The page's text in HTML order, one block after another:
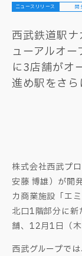
ニュースリリース 開
西武鉄道駅
ューアルオ
に3店舗がオ
進め駅をさ
株式会社西武プ
安藤 博雄）が開
カ商業施設「エ
北口1階部分に
舗、12月1日（木
西武グループで